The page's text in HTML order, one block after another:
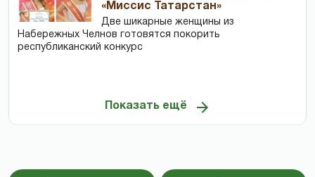
«Миссис Татарстан»
Две шикарные женщины из
Набережных Челнов готовятся покорить
республиканский конкурс
Показать ещё